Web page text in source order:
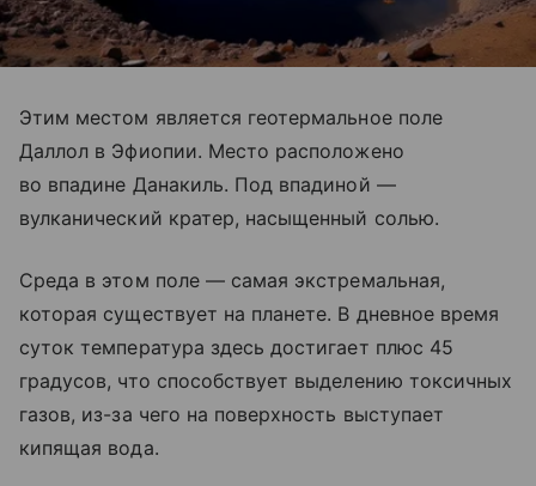
Этим местом является геотермальное поле
Даллол в Эфиопии. Место расположено
во впадине Данакиль. Под впадиной —
вулканический кратер, насыщенный солью.
Среда в этом поле — самая экстремальная,
которая существует на планете. В дневное время
суток температура здесь достигает плюс 45
градусов, что способствует выделению токсичных
газов, из-за чего на поверхность выступает
кипящая вода.